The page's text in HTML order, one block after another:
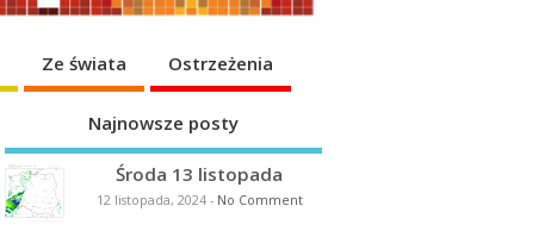
Ze świata Ostrzeżenia
Najnowsze posty
Środa 13 listopada
12 listopada, 2024- No Comment